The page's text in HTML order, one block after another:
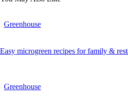
Greenhouse
Easy microgreen recipes for family &
Greenhouse